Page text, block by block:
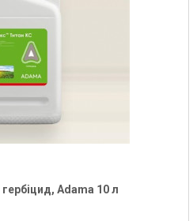
гербіцид, Adama 10 л